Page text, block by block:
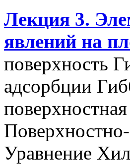
Лекция 3.
явлений на
поверхность
адсорбции
Уравнение